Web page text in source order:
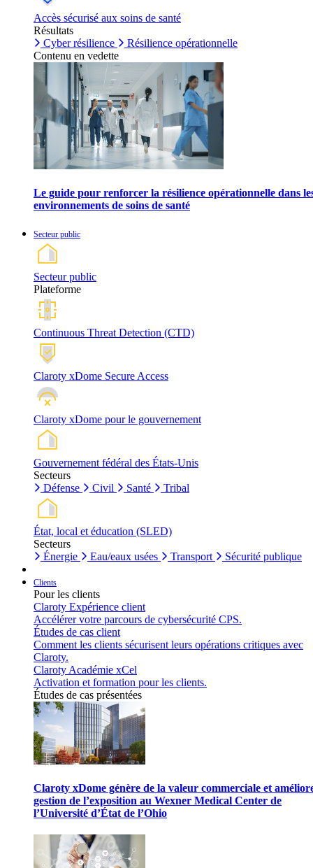
Accès sécurisé aux soins de santé
Résultats
Cyber résilience
Résilience opérationnelle
Contenu en vedette
Le guide pour renforcer la résilience opérationnelle dans
environnements de soins de santé
Secteur public
Secteur public
Plateforme
Continuous Threat Detection (CTD)
Claroty xDome Secure Access
Claroty xDome pour le gouvernement
Gouvernement fédéral des États-Unis
Secteurs
Défense
Civil Santé Tribal
État, local et éducation (SLED)
Secteurs
Énergie
Eau/eaux usées Transport Sécurité publique
Clients
Pour les clients
Claroty Expérience client
Accélérer votre parcours de cybersécurité CPS.
Études de cas client
Comment les clients sécurisent leurs opérations critiques avec
Claroty.
Claroty Académie xCel
Activation et formation pour les clients.
Études de cas présentées
Claroty xDome génère de la valeur commerciale et
gestion de l’exposition au Wexner Medical Center de
l’Université d’État de l’Ohio